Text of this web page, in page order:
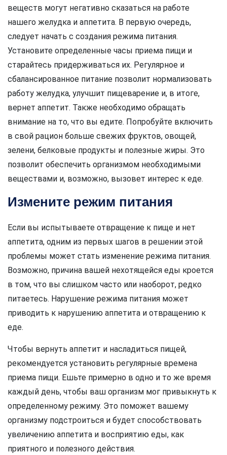
веществ могут негативно сказаться на работе
нашего желудка и аппетита. В первую очередь,
следует начать с создания режима питания.
Установите определенные часы приема пищи и
старайтесь придерживаться их. Регулярное и
сбалансированное питание позволит нормализовать
работу желудка, улучшит пищеварение и, в итоге,
вернет аппетит. Также необходимо обращать
внимание на то, что вы едите. Попробуйте включить
в свой рацион больше свежих фруктов, овощей,
зелени, белковые продукты и полезные жиры. Это
позволит обеспечить организмом необходимыми
веществами и, возможно, вызовет интерес к еде.
Измените режим питания
Если вы испытываете отвращение к пище и нет
аппетита, одним из первых шагов в решении этой
проблемы может стать изменение режима питания.
Возможно, причина вашей нехотящейся еды кроется
в том, что вы слишком часто или наоборот, редко
питаетесь. Нарушение режима питания может
приводить к нарушению аппетита и отвращению к
еде.
Чтобы вернуть аппетит и насладиться пищей,
рекомендуется установить регулярные времена
приема пищи. Ешьте примерно в одно и то же время
каждый день, чтобы ваш организм мог привыкнуть к
определенному режиму. Это поможет вашему
организму подстроиться и будет способствовать
увеличению аппетита и восприятию еды, как
приятного и полезного действия.